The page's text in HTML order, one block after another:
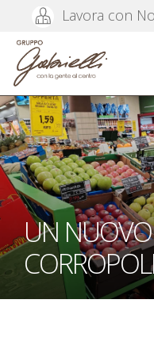
Lavora con
UN NUOVO